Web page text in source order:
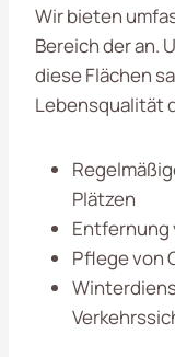
Wir bieten
Bereich der an.
diese Flächen
Lebensqualität
Plätzen
Entfernung
Pflege von